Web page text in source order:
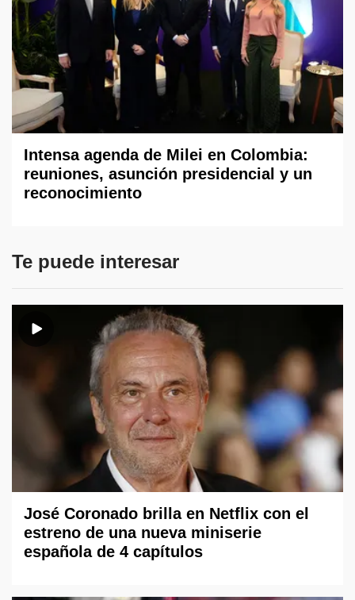
Intensa agenda de Milei en Colombia:
reuniones, asunción presidencial y un
reconocimiento
Te puede interesar
José Coronado brilla en Netflix con el
estreno de una nueva miniserie
española de 4 capítulos